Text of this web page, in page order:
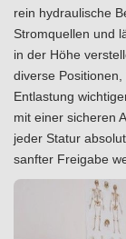
rein hydraulische
Stromquellen und
in der Höhe
diverse
Entlastung
mit einer sicheren
jeder Statur
sanfter Freigabe